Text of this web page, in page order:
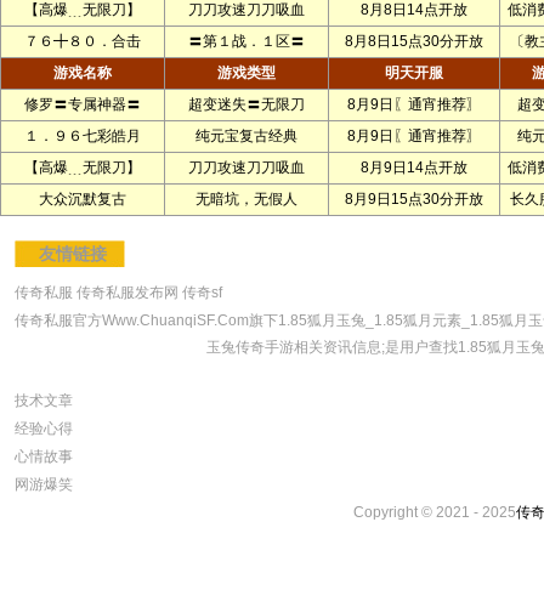
【高爆﹍无限刀】
刀刀攻速刀刀吸血 8月8日14点开放
低消
７６╋８０．合击
〓第１战．１区〓 8月8日15点30分开放
〔
游戏名称
游戏类型 明天开服
修罗〓专属神器〓
超变迷失〓无限刀 8月9日〖通宵推荐〗
超
１．９６七彩皓月
纯元宝复古经典 8月9日〖通宵推荐〗
纯
【高爆﹍无限刀】
刀刀攻速刀刀吸血 8月9日14点开放
低消
大众沉默复古
无暗坑，无假人 8月9日15点30分开放 长久
友情链接
传奇私服 传奇私服发布网 传奇sf
传奇私服官方Www.ChuanqiSF.Com旗下1.85狐月玉兔_1.85狐月元素_1.85狐月
玉兔传奇手游相关资讯信息;是用户查找1.85狐月玉
技术文章
经验心得
心情故事
网游爆笑
Copyright © 2021 - 2025传